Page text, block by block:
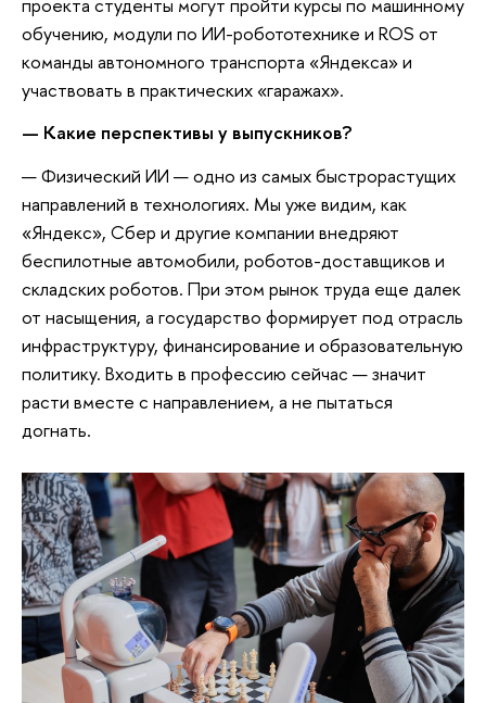
обучению, модули по ИИ-робототехнике и ROS от
команды автономного транспорта «Яндекса» и
участвовать в практических «гаражах».
— Какие перспективы у выпускников?
— Физический ИИ — одно из самых быстрорастущих
направлений в технологиях. Мы уже видим, как
«Яндекс», Сбер и другие компании внедряют
беспилотные автомобили, роботов-доставщиков и
складских роботов. При этом рынок труда еще далек
от насыщения, а государство формирует под отрасль
инфраструктуру, финансирование и образовательную
политику. Входить в профессию сейчас — значит
расти вместе с направлением, а не пытаться
догнать.